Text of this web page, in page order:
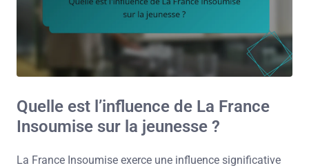
Quelle est l’influence de La France
Insoumise sur la jeunesse ?
La France Insoumise exerce une influence significative